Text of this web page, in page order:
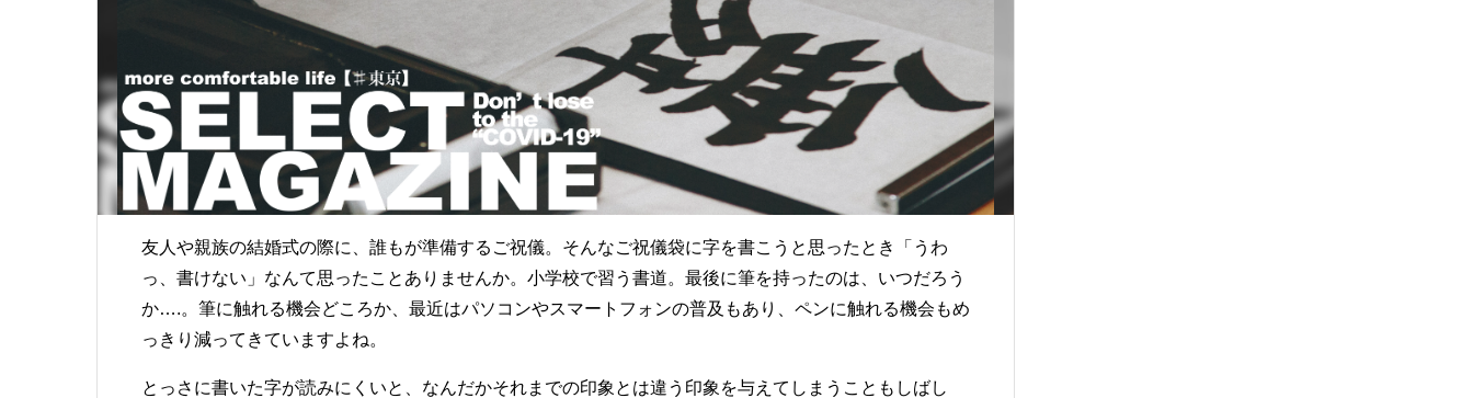
友人や親族の結婚式の際に、誰もが準備するご祝儀。そんなご祝儀袋に字を書こうと思ったとき「うわ
っ、書けない」なんて思ったことありませんか。小学校で習う書道。最後に筆を持ったのは、いつだろう
か….。筆に触れる機会どころか、最近はパソコンやスマートフォンの普及もあり、ペンに触れる機会もめ
っきり減ってきていますよね。
とっさに書いた字が読みにくいと、なんだかそれまでの印象とは違う印象を与えてしまうこともしばし